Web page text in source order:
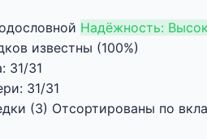
Надёжность:
известны (100%)
31/31
31/31
(3) Отсортированы по